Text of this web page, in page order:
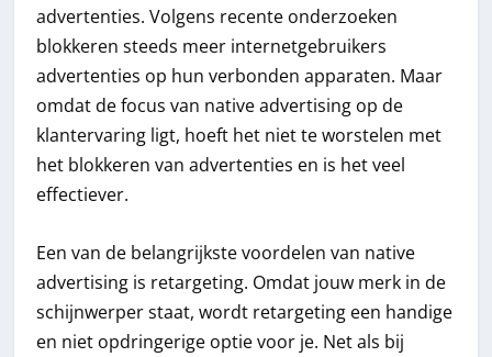
advertenties. Volgens recente onderzoeken
blokkeren steeds meer internetgebruikers
advertenties op hun verbonden apparaten. Maar
omdat de focus van native advertising op de
klantervaring ligt, hoeft het niet te worstelen met
het blokkeren van advertenties en is het veel
effectiever.
Een van de belangrijkste voordelen van native
advertising is retargeting. Omdat jouw merk in de
schijnwerper staat, wordt retargeting een handige
en niet opdringerige optie voor je. Net als bij